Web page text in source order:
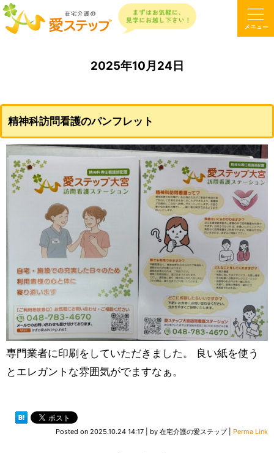
2025年10月24日
精神科訪問看護のパンフレット
専門業者に印刷をしていただきました。 良い紙を使う
とエレガントな雰囲気がでますなぁ。
Posted on 2025.10.24 14:17 by 在宅介護の愛ステップ| Perma Link